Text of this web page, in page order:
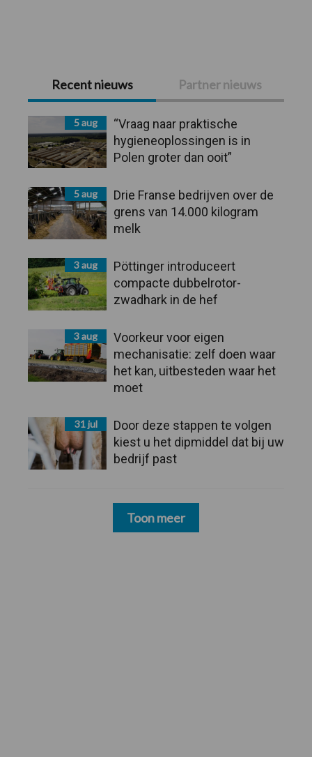
Primaire
Sidebar
Recent nieuws Partner nieuws
5 aug
“Vraag naar praktische
hygieneoplossingen is in
Polen groter dan ooit”
5 aug
Drie Franse bedrijven over de
grens van 14.000 kilogram
melk
3 aug
Pöttinger introduceert
compacte dubbelrotor-
zwadhark in de hef
3 aug
Voorkeur voor eigen
mechanisatie: zelf doen waar
het kan, uitbesteden waar het
moet
31 jul
Door deze stappen te volgen
kiest u het dipmiddel dat bij uw
bedrijf past
Toon meer